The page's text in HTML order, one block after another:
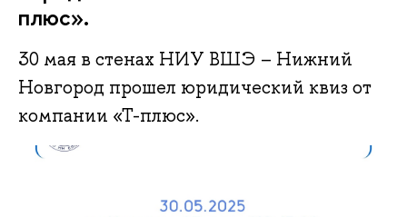
плюс».
30 мая в стенах НИУ ВШЭ – Нижний
Новгород прошел юридический квиз от
компании «Т-плюс».